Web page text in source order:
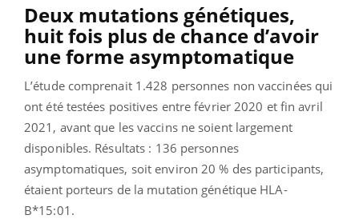
Deux mutations génétiques,
huit fois plus de chance d’avoir
une forme asymptomatique
L’étude comprenait 1.428 personnes non vaccinées qui
ont été testées positives entre février 2020 et fin avril
2021, avant que les vaccins ne soient largement
disponibles. Résultats : 136 personnes
asymptomatiques, soit environ 20 % des participants,
étaient porteurs de la mutation génétique HLA-
B*15:01.